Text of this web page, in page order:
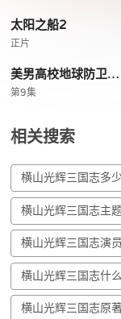
太阳之船2
正片
美男高校地球防卫部ETERNALLOVE
第9集
相关搜索
横山光辉三国志多
横山光辉三国志主
横山光辉三国志演
横山光辉三国志什
横山光辉三国志原